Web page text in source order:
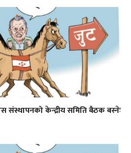
संस्थापनको केन्द्रीय समिति बैठक बस्नेः